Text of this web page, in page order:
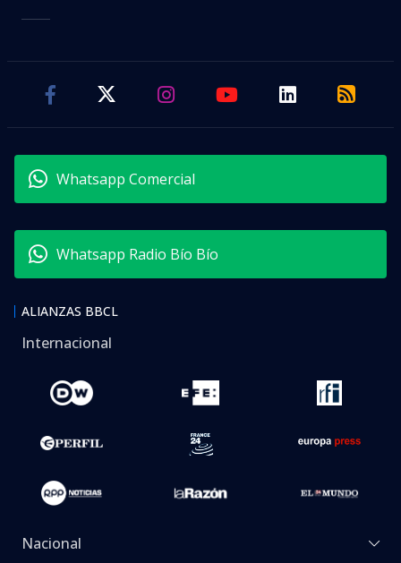
Whatsapp Comercial
Whatsapp Radio Bío Bío
ALIANZAS BBCL
Internacional
Nacional